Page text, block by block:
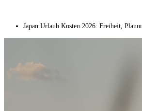
Japan Urlaub Kosten 2026: Freiheit,